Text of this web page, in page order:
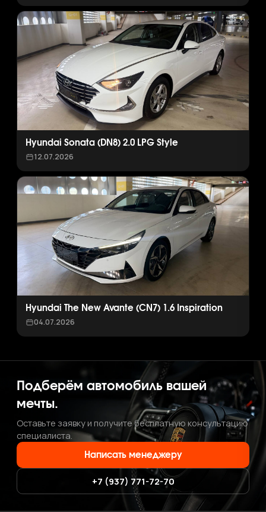
Hyundai Sonata (DN8) 2.0 LPG Style
12.07.2026
Hyundai The New Avante (CN7) 1.6 Inspiration
04.07.2026
Подберём автомобиль вашей
мечты.
Оставьте заявку и получите бесплатную консультацию
специалиста.
Написать менеджеру
+7 (937) 771-72-70